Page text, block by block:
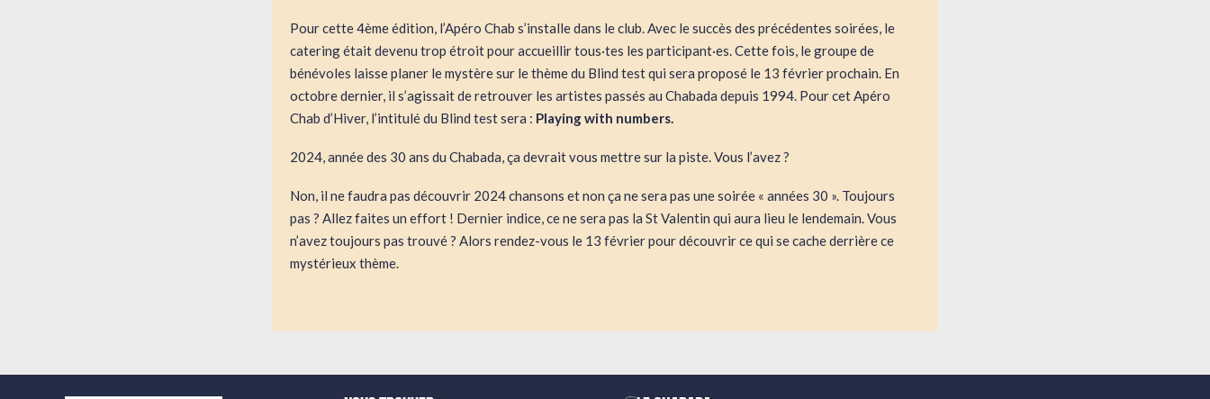
Pour cette 4ème édition, l’Apéro Chab s’installe dans le club. Avec le succès des précédentes soirées, le
catering était devenu trop étroit pour accueillir tous·tes les participant·es. Cette fois, le groupe de
bénévoles laisse planer le mystère sur le thème du Blind test qui sera proposé le 13 février prochain. En
octobre dernier, il s’agissait de retrouver les artistes passés au Chabada depuis 1994. Pour cet Apéro
Chab d’Hiver, l’intitulé du Blind test sera : Playing with numbers.
2024, année des 30 ans du Chabada, ça devrait vous mettre sur la piste. Vous l’avez ?
Non, il ne faudra pas découvrir 2024 chansons et non ça ne sera pas une soirée « années 30 ». Toujours
pas ? Allez faites un effort ! Dernier indice, ce ne sera pas la St Valentin qui aura lieu le lendemain. Vous
n’avez toujours pas trouvé ? Alors rendez-vous le 13 février pour découvrir ce qui se cache derrière ce
mystérieux thème.